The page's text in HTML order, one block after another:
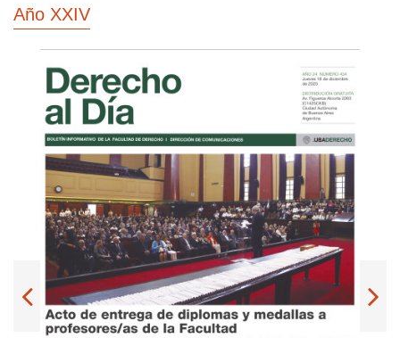
Año XXIV